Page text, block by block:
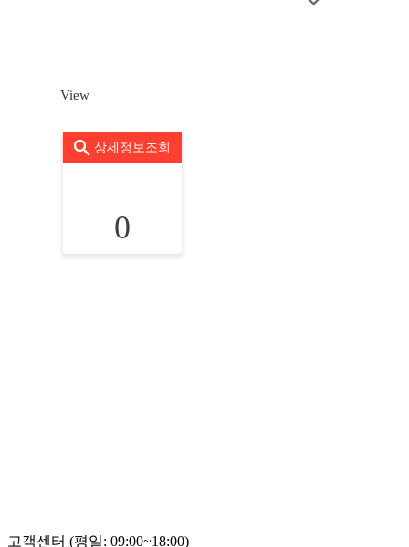
View
상세정보조회
0
고객센터 (평일: 09:00~18:00)